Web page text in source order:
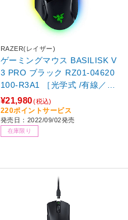
RAZER(レイザー)
ゲーミングマウス BASILISK V
3 PRO ブラック RZ01-04620
100-R3A1 ［光学式 /有線／無
線(ワイヤレス) /11ボタン /Blu
etooth・USB］
¥21,980(税込)
220ポイントサービス
発売日：2022/09/02発売
在庫限り